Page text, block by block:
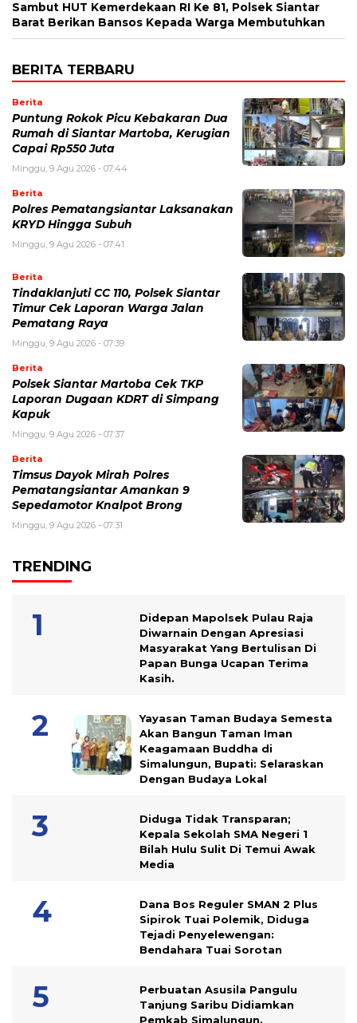
Sambut HUT Kemerdekaan RI Ke 81, Polsek Siantar
Barat Berikan Bansos Kepada Warga Membutuhkan
BERITA TERBARU
Berita
Puntung Rokok Picu Kebakaran Dua
Rumah di Siantar Martoba, Kerugian
Capai Rp550 Juta
Minggu, 9 Agu 2026 - 07:44
Berita
Polres Pematangsiantar Laksanakan
KRYD Hingga Subuh
Minggu, 9 Agu 2026 - 07:41
Berita
Tindaklanjuti CC 110, Polsek Siantar
Timur Cek Laporan Warga Jalan
Pematang Raya
Minggu, 9 Agu 2026 - 07:39
Berita
Polsek Siantar Martoba Cek TKP
Laporan Dugaan KDRT di Simpang
Kapuk
Minggu, 9 Agu 2026 - 07:37
Berita
Timsus Dayok Mirah Polres
Pematangsiantar Amankan 9
Sepedamotor Knalpot Brong
Minggu, 9 Agu 2026 - 07:31
TRENDING
Didepan Mapolsek Pulau Raja
Diwarnain Dengan Apresiasi
Masyarakat Yang Bertulisan Di
Papan Bunga Ucapan Terima
Kasih.
Yayasan Taman Budaya Semesta
Akan Bangun Taman Iman
Keagamaan Buddha di
Simalungun, Bupati: Selaraskan
Dengan Budaya Lokal
Diduga Tidak Transparan;
Kepala Sekolah SMA Negeri 1
Bilah Hulu Sulit Di Temui Awak
Media
Dana Bos Reguler SMAN 2 Plus
Sipirok Tuai Polemik, Diduga
Tejadi Penyelewengan:
Bendahara Tuai Sorotan
Perbuatan Asusila Pangulu
Tanjung Saribu Didiamkan
Pemkab Simalungun.